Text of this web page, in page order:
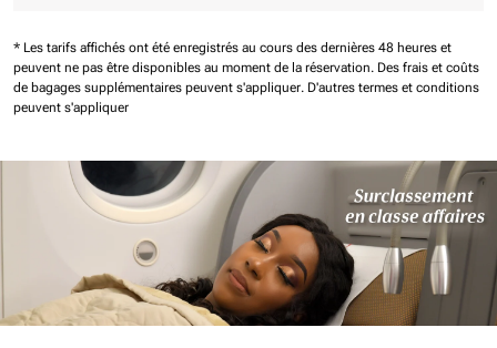
* Les tarifs affichés ont été enregistrés au cours des dernières 48 heures et
peuvent ne pas être disponibles au moment de la réservation. Des frais et coûts
de bagages supplémentaires peuvent s'appliquer. D'autres termes et conditions
peuvent s'appliquer